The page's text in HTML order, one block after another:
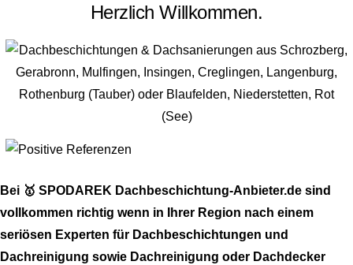
Herzlich Willkommen.
Bei 🥇 SPODAREK Dachbeschichtung-Anbieter.de sind
vollkommen richtig wenn in Ihrer Region nach einem
seriösen Experten für Dachbeschichtungen und
Dachreinigung sowie Dachreinigung oder Dachdecker